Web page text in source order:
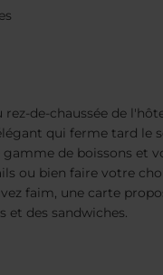
de-chaussée de
qui ferme tard le
de boissons et
ou bien faire votre
faim, une carte
et des sandwiches.